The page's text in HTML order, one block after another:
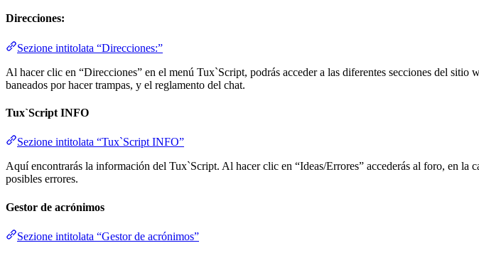
Direcciones:
Sezione intitolata “Direcciones:”
Al hacer clic en “Direcciones” en el menú Tux`Script, podrás acceder a las diferentes secciones del
baneados por hacer trampas, y el reglamento del chat.
Tux`Script INFO
Sezione intitolata “Tux`Script INFO”
Aquí encontrarás la información del Tux`Script. Al hacer clic en “Ideas/Errores” accederás al foro, en
posibles errores.
Gestor de acrónimos
Sezione intitolata “Gestor de acrónimos”